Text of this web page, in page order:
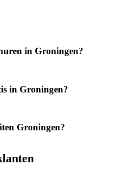
in Groningen?
in Groningen?
Groningen?